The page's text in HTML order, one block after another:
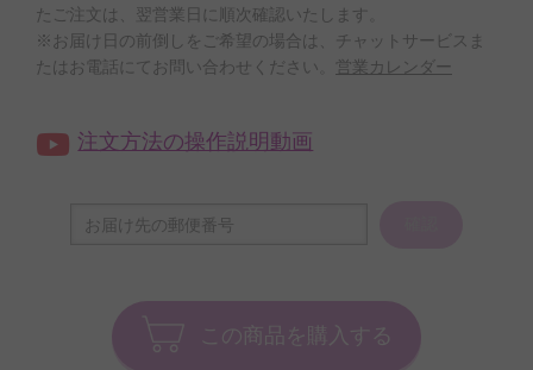
たご注文は、翌営業日に順次確認いたします。
※お届け日の前倒しをご希望の場合は、チャットサービスま
たはお電話にてお問い合わせください。
営業カレンダー
注文方法の操作説明動画
この商品を購入する